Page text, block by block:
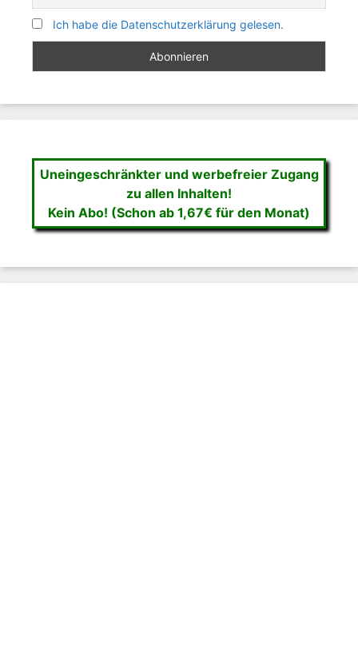
Ich habe die Datenschutzerklärung gelesen.
Uneingeschränkter und werbefreier Zugang
zu allen Inhalten!
Kein Abo! (Schon ab 1,67€ für den Monat)